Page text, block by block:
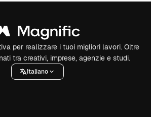
per realizzare i tuoi migliori lavori. Oltre
tra creativi, imprese, agenzie e studi.
Italiano